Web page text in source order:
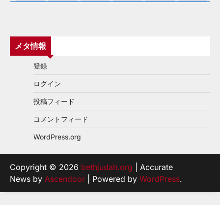
メタ情報
登録
ログイン
投稿フィード
コメントフィード
WordPress.org
Copyright © 2026 bethjudah.org | Accurate
News by Ascendoor | Powered by WordPress.